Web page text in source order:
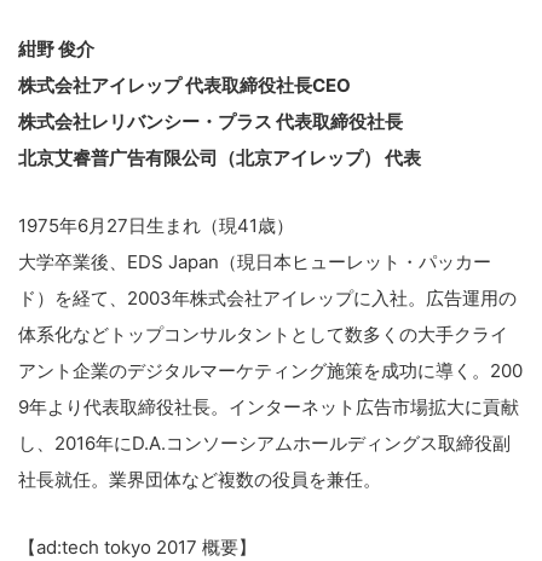
紺野 俊介
株式会社アイレップ 代表取締役社長CEO
株式会社レリバンシー・プラス 代表取締役社長
北京艾睿普广告有限公司（北京アイレップ） 代表
1975年6月27日生まれ（現41歳）
大学卒業後、EDS Japan（現日本ヒューレット・パッカー
ド）を経て、2003年株式会社アイレップに入社。広告運用の
体系化などトップコンサルタントとして数多くの大手クライ
アント企業のデジタルマーケティング施策を成功に導く。200
9年より代表取締役社長。インターネット広告市場拡大に貢献
し、2016年にD.A.コンソーシアムホールディングス取締役副
社長就任。業界団体など複数の役員を兼任。
【ad:tech tokyo 2017 概要】